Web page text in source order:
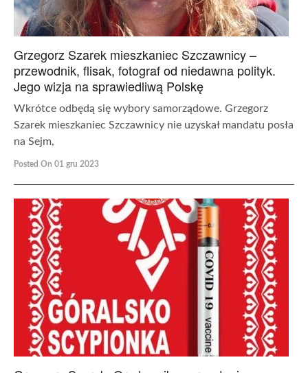
Grzegorz Szarek mieszkaniec Szczawnicy –
przewodnik, flisak, fotograf od niedawna polityk.
Jego wizja na sprawiedliwą Polskę
Wkrótce odbędą się wybory samorządowe. Grzegorz
Szarek mieszkaniec Szczawnicy nie uzyskał mandatu posła
na Sejm,
Posted On 01 gru 2023